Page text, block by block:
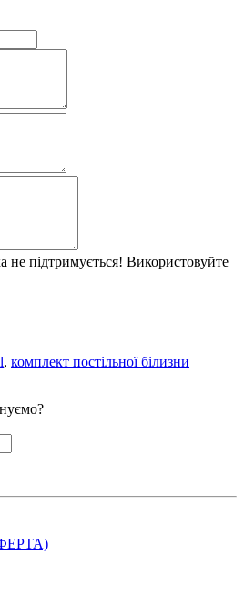
не підтримується! Використовуйте
, комплект постільної білизни